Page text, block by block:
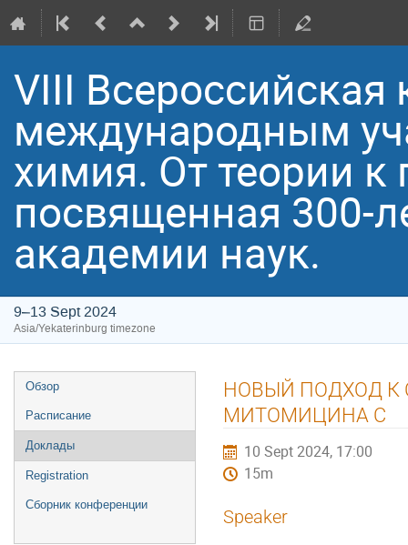
VIII
международным
химия. От теории к
посвященная 300-
академии наук.
9–13 Sept 2024
Asia/Yekaterinburg timezone
Event
menu
Обзор
Расписание
Доклады
Registration
Сборник конференции
НОВЫЙ ПОДХОД К
МИТОМИЦИНА С
10 Sept 2024, 17:00
15m
Speaker